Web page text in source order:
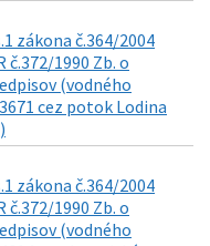
zákona č.364/2004
č.372/1990 Zb. o
(vodného
cez potok Lodina
zákona č.364/2004
č.372/1990 Zb. o
(vodného